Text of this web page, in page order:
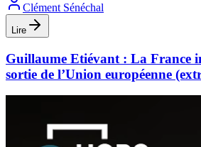
Clément Sénéchal
Lire
Guillaume Etiévant : La France
sortie de l’Union européenne